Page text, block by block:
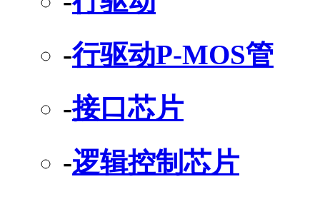
-行驱动P-MOS管
-接口芯片
-逻辑控制芯片